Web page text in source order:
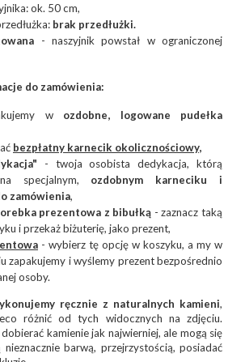
ok. 50 cm,
brak przedłużki.
- naszyjnik powstał w ograniczonej
do zamówienia:
w ozdobne, logowane pudełka
bezpłatny karnecik okolicznościowy,
- twoja osobista dedykacja, którą
specjalnym, ozdobnym karneciku i
zamówienia,
prezentowa z bibułką - zaznacz taką
i przekaż biżuterię, jako prezent,
a - wybierz tę opcję w koszyku, a my w
zapakujemy i wyślemy prezent bezpośrednio
osoby.
ręcznie z naturalnych kamieni,
różnić od tych widocznych na zdjęciu.
kamienie jak najwierniej, ale mogą się
barwą, przejrzystością, posiadać